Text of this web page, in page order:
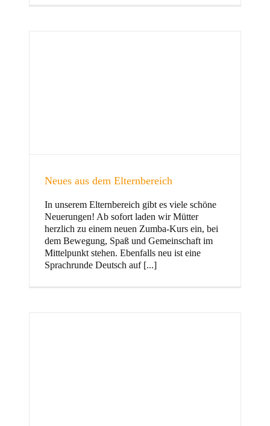
Kinder
Neues aus dem Elternbereich
In unserem Elternbereich gibt es viele schöne
Neuerungen! Ab sofort laden wir Mütter
herzlich zu einem neuen Zumba-Kurs ein, bei
dem Bewegung, Spaß und Gemeinschaft im
Mittelpunkt stehen. Ebenfalls neu ist eine
Sprachrunde Deutsch auf [...]